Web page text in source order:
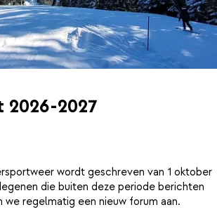
2027
wordt geschreven van 1 oktober
die buiten deze periode berichten
we regelmatig een nieuw forum aan.